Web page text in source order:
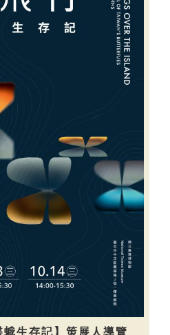
蛾生存記】策展人導覽